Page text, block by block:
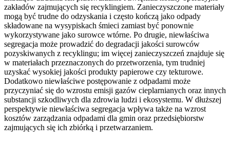
zakładów zajmujących się recyklingiem. Zanieczyszczone materiały
mogą być trudne do odzyskania i często kończą jako odpady
składowane na wysypiskach śmieci zamiast być ponownie
wykorzystywane jako surowce wtórne. Po drugie, niewłaściwa
segregacja może prowadzić do degradacji jakości surowców
pozyskiwanych z recyklingu; im więcej zanieczyszczeń znajduje się
w materiałach przeznaczonych do przetworzenia, tym trudniej
uzyskać wysokiej jakości produkty papierowe czy tekturowe.
Dodatkowo niewłaściwe postępowanie z odpadami może
przyczyniać się do wzrostu emisji gazów cieplarnianych oraz innych
substancji szkodliwych dla zdrowia ludzi i ekosystemu. W dłuższej
perspektywie niewłaściwa segregacja wpływa także na wzrost
kosztów zarządzania odpadami dla gmin oraz przedsiębiorstw
zajmujących się ich zbiórką i przetwarzaniem.